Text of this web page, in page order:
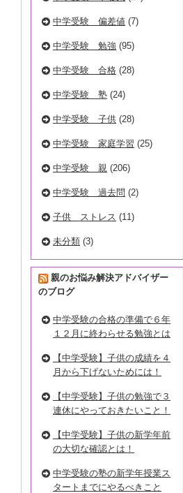
中学受験 偏差値 (7)
中学受験 勉強 (95)
中学受験 合格 (28)
中学受験 塾 (24)
中学受験 子供 (28)
中学受験 家庭学習 (25)
中学受験 親 (206)
中学受験 過去問 (2)
子供 ストレス (11)
未分類 (3)
親のお悩み解決アドバイザー
のブログ
中学受験の合格の準備で６年
１２月に終わらせる勉強とは
【中学受験】子供の成績を４
月から下げないためには！
【中学受験】子供の勉強で３
連休にやっておきたいこと！
【中学受験】子供の新学年前
の大切な確認とは！
中学受験の塾の新学年授業ス
タートまでにやるべきこと